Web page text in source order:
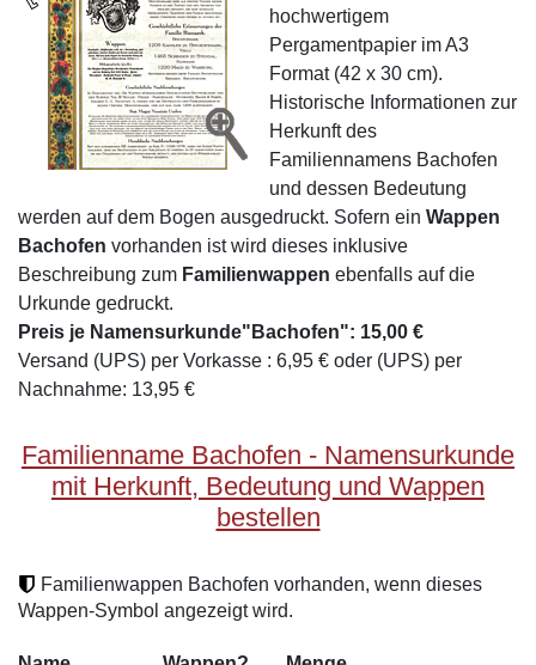
hochwertigem
Pergamentpapier im A3
Format (42 x 30 cm).
Historische Informationen zur
Herkunft des
Familiennamens Bachofen
und dessen Bedeutung
werden auf dem Bogen ausgedruckt. Sofern ein Wappen
Bachofen vorhanden ist wird dieses inklusive
Beschreibung zum Familienwappen ebenfalls auf die
Urkunde gedruckt.
Preis je Namensurkunde"Bachofen": 15,00 €
Versand (UPS) per Vorkasse : 6,95 € oder (UPS) per
Nachnahme: 13,95 €
Familienname Bachofen - Namensurkunde
mit Herkunft, Bedeutung und Wappen
bestellen
Familienwappen Bachofen vorhanden, wenn dieses
Wappen-Symbol angezeigt wird.